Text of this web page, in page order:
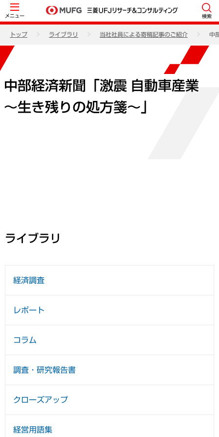
メニュー 検索
トップ ライブラリ 当社社員による寄稿記事のご紹介 中
中部経済新聞「激震 自動車産業
～生き残りの処方箋～」
ライブラリ
経済調査
レポート
コラム
調査・研究報告書
クローズアップ
経営用語集